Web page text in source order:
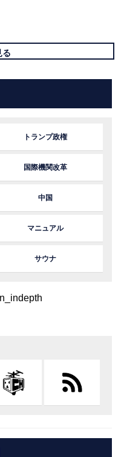
る
トランプ政権
国際機関改革
中国
マニュアル
サウナ